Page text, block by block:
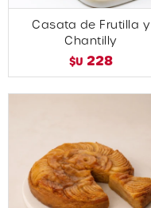
Casata de Frutilla y
Chantilly
$U 228